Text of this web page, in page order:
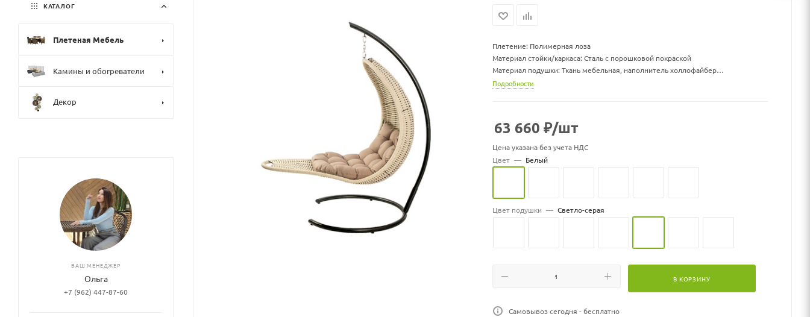
Плетение: Полимерная лоза
Материал стойки/каркаса: Сталь с порошковой покраской
Материал подушки: Ткань мебельная, наполнитель холлофайбер
Размер шезлонга ДхШхВ, мм: 1550 х 820 х 1400
Максимальная нагрузка, кг:150
Цвет подушек может меняться
Подробности
63 660 ₽/шт
Цена указана без учета НДС
Цвет — Белый
Цвет подушки — Светло-серая
В КОРЗИНУ
Самовывоз сегодня - бесплатно
КАТАЛОГ
Плетеная Мебель
Камины и обогреватели
Декор
ВАШ МЕНЕДЖЕР
Ольга
+7 (962) 447-87-60